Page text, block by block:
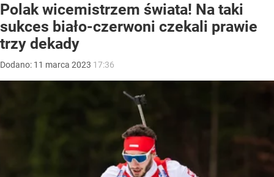
Polak wicemistrzem świata! Na taki
sukces biało-czerwoni czekali prawie
trzy dekady
Dodano: 11 marca 2023 17:36